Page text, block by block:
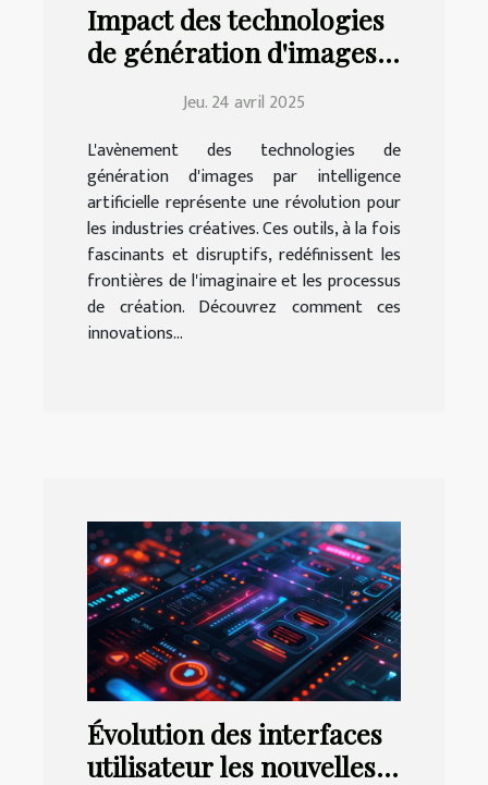
Impact des technologies
de génération d'images
créativesJeu. 24 avril 2025
L'avènement des technologies de
génération d'images par intelligence
artificielle représente une révolution pour
les industries créatives. Ces outils, à la fois
fascinants et disruptifs, redéfinissent les
frontières de l'imaginaire et les processus
de création. Découvrez comment ces
innovations...
Évolution des interfaces
utilisateur les nouvelles